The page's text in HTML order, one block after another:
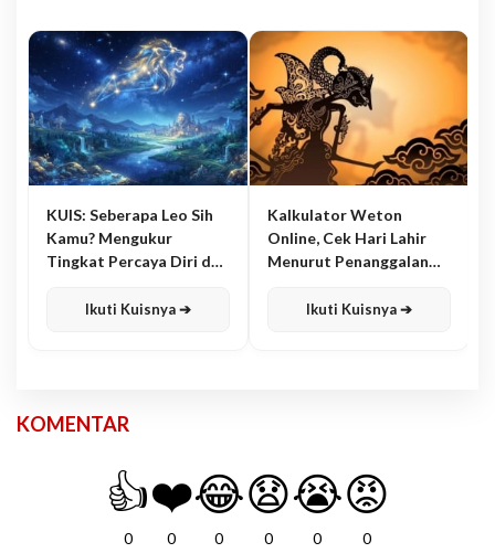
KUIS: Seberapa Leo Sih
Kamu? Mengukur
Tingkat Percaya Diri dan
Ikuti Kuisnya ➔
Kalkulator Weton
Online, Cek Hari Lahir
Menurut Penanggalan
Ikuti Kuisnya ➔
KOMENTAR
👍
0
❤️
0
😂
0
😧
0
😭
0
😡
0